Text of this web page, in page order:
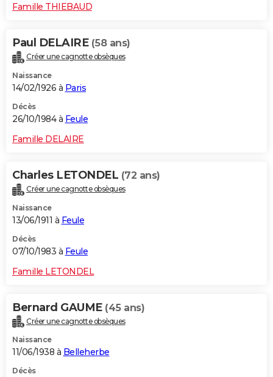
Famille THIEBAUD
Paul DELAIRE (58 ans)
Créer une cagnotte obsèques
Naissance
14/02/1926 à Paris
Décès
26/10/1984 à Feule
Famille DELAIRE
Charles LETONDEL (72 ans)
Créer une cagnotte obsèques
Naissance
13/06/1911 à Feule
Décès
07/10/1983 à Feule
Famille LETONDEL
Bernard GAUME (45 ans)
Créer une cagnotte obsèques
Naissance
11/06/1938 à Belleherbe
Décès